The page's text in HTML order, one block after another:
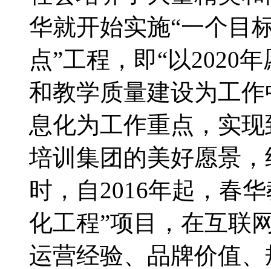
华就开始实施“一个目
点”工程，即“以2020
和教学质量建设为工
息化为工作重点，实
培训集团的美好愿景
时，自2016年起，春
化工程”项目，在互联
运营经验、品牌价值